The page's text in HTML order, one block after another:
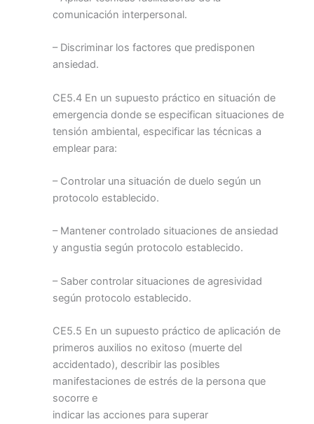
comunicación interpersonal.
– Discriminar los factores que predisponen
ansiedad.
CE5.4 En un supuesto práctico en situación de
emergencia donde se especifican situaciones de
tensión ambiental, especificar las técnicas a
emplear para:
– Controlar una situación de duelo según un
protocolo establecido.
– Mantener controlado situaciones de ansiedad
y angustia según protocolo establecido.
– Saber controlar situaciones de agresividad
según protocolo establecido.
CE5.5 En un supuesto práctico de aplicación de
primeros auxilios no exitoso (muerte del
accidentado), describir las posibles
manifestaciones de estrés de la persona que
socorre e
indicar las acciones para superar